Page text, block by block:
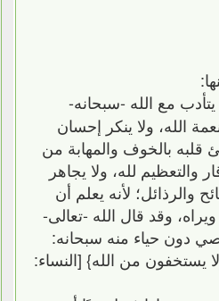
مع الله -سبحانه-
الله، ولا ينكر إحسان
قلبه بالخوف والمهابة من
والتعظيم لله، ولا يجاهر
والرذائل؛ لأنه يعلم أن
وقد قال الله -تعالى-
دون حياء منه سبحانه:
يستخفون من الله} [النساء: